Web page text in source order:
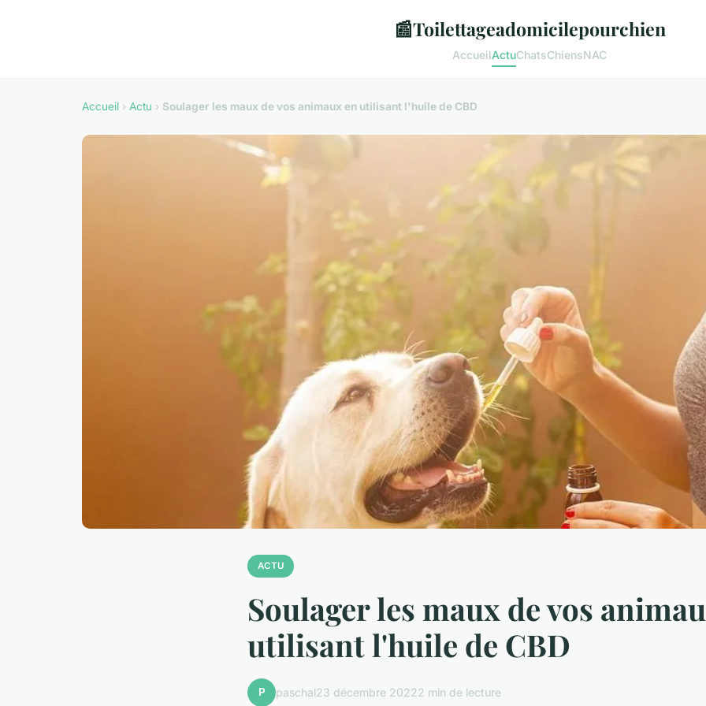
📰Toilettageadomicilepourchien
AccueilActuChatsChiensNAC
Accueil › Actu › Soulager les maux de vos animaux en utilisant l'huile de CBD
ACTU
Soulager les maux de vos
utilisant l'huile de CBD
P paschal23 décembre 20222 min de lecture